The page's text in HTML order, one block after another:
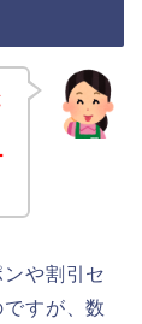
や割引セ
すが、数